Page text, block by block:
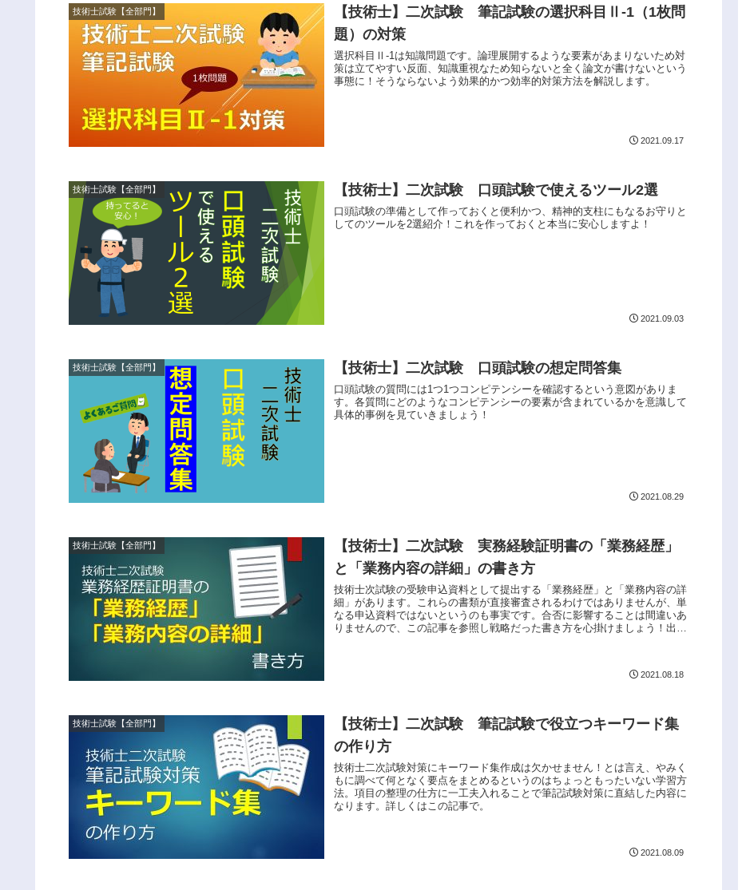
技術士試験【全部門】
【技術士】二次試験 筆記試験の選択科目Ⅱ-1（1枚問
題）の対策
選択科目Ⅱ-1は知識問題です。論理展開するような要素があまりないため対
策は立てやすい反面、知識重視なため知らないと全く論文が書けないという
事態に！そうならないよう効果的かつ効率的対策方法を解説します。
2021.09.17
技術士試験【全部門】 【技術士】二次試験 口頭試験で使えるツール2選
口頭試験の準備として作っておくと便利かつ、精神的支柱にもなるお守りと
してのツールを2選紹介！これを作っておくと本当に安心しますよ！
2021.09.03
技術士試験【全部門】 【技術士】二次試験 口頭試験の想定問答集
口頭試験の質問には1つ1つコンピテンシーを確認するという意図がありま
す。各質問にどのようなコンピテンシーの要素が含まれているかを意識して
具体的事例を見ていきましょう！
2021.08.29
技術士試験【全部門】
【技術士】二次試験 実務経験証明書の「業務経歴」
と「業務内容の詳細」の書き方
技術士次試験の受験申込資料として提出する「業務経歴」と「業務内容の詳
細」があります。これらの書類が直接審査されるわけではありませんが、単
なる申込資料ではないというのも事実です。合否に影響することは間違いあ
りませんので、この記事を参照し戦略だった書き方を心掛けましょう！出し
2021.08.18
技術士試験【全部門】
【技術士】二次試験 筆記試験で役立つキーワード集
の作り方
技術士二次試験対策にキーワード集作成は欠かせません！とは言え、やみく
もに調べて何となく要点をまとめるというのはちょっともったいない学習方
法。項目の整理の仕方に一工夫入れることで筆記試験対策に直結した内容に
なります。詳しくはこの記事で。
2021.08.09